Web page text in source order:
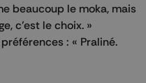
beaucoup le moka, mais
c’est le choix. »
: « Praliné.